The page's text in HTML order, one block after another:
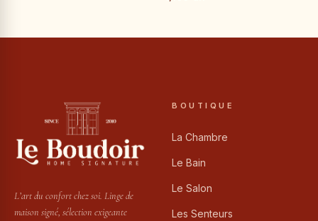
L’art du confort chez soi. Linge de
maison signé, sélection exigeante
BOUTIQUE
La Chambre
Le Bain
Le Salon
Les Senteurs